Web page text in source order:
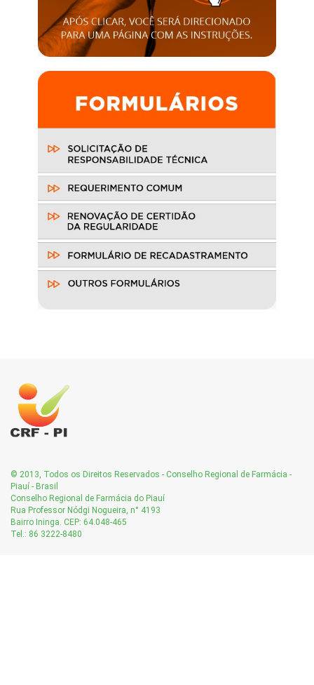
© 2013, Todos os Direitos Reservados - Conselho Regional de Farmácia -
Piauí - Brasil
Conselho Regional de Farmácia do Piauí
Rua Professor Nódgi Nogueira, n° 4193
Bairro Ininga. CEP: 64.048-465
Tel.: 86 3222-8480